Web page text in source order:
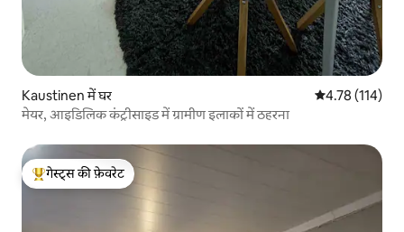
Kaustinen में घर औसत रेटिंग 5 में से
4.78 (114)
मेयर, आइडिलिक कंट्रीसाइड में ग्रामीण इलाकों में ठहरना
गेस्ट्स का टॉप फ़ेवरेट
गेस्ट्स की फ़ेवरेट